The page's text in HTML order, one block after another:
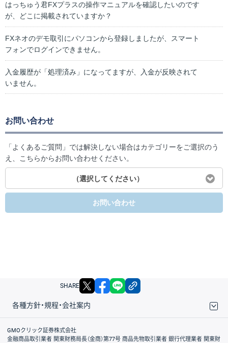
はっちゅう君FXプラスの操作マニュアルを確認したいのです
が、どこに掲載されていますか？
FXネオのデモ取引にパソコンから登録しましたが、スマート
フォンでログインできません。
入金履歴が「処理済み」になってますが、入金が反映されて
いません。
お問い合わせ
「よくあるご質問」では解決しない場合はカテゴリーをご選択のう
え、こちらからお問い合わせください。
（選択してください）
お問い合わせ
SHARE X facebook
各種方針・規程・会社案内
取引規程・約款
サイトマップ
その他のご案内
個人情報保護方針
最良執行方針
サイトのご利用について
ディスクレイマー
信託保全
リスク説明
会社案内
GMOクリック証券株式会社
金融商品取引業者 関東財務局長（金商）第77号 商品先物取引業者 銀行代理業者 関東財